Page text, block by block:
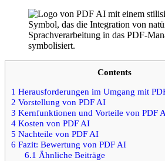
Contents
1 Herausforderungen im Umgang mit
2 Vorstellung von PDF AI
3 Kernfunktionen und Vorteile von PDF
4 Kosten von PDF AI
5 Nachteile von PDF AI
6 Fazit: Bewertung von PDF AI
6.1 Ähnliche Beiträge